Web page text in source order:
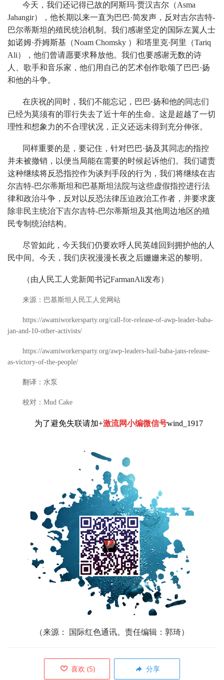
今天，我们还记得已故的阿斯玛·贾汉吉尔（Asma
Jahangir），他长期以来一直为巴巴·简发声，反对吉尔吉特-
巴尔蒂斯坦的殖民统治机制。我们感谢坚定的国际左翼人士
如诺姆·乔姆斯基（Noam Chomsky ）和塔里克·阿里（Tariq
Ali），他们曾请愿要求释放他。我们也要感谢无数的诗
人、歌手和音乐家，他们用自己的艺术创作歌颂了巴巴·扬
和他的斗争。
在庆祝的同时，我们不能忘记，巴巴·扬和他的同志们
已经为莫须有的罪行失去了近十年的生命。这是超越了一切
理性和想象力的不合理状况，正义还远未得到充分伸张。
同样重要的是，要记住，针对巴巴·扬及其同志的指控
并未被撤销，以便当局能在需要的时候起诉他们。我们谴责
这种继续将反恐指控作为谈判手段的行为，我们将继续在吉
尔吉特-巴尔蒂斯坦和巴基斯坦法院与这些虚假指控进行法
律和政治斗争，反对以反恐法律压迫政治工作者，并要求废
除非民主统治下吉尔吉特-巴尔蒂斯坦及其他周边地区的殖
民专制统治结构。
尽管如此，今天我们仍要欢呼人民英雄回到拥护他的人
民中间。今天，我们庆祝漫漫长夜之后姗姗来迟的黎明。
（由人民工人党新闻书记FarmanAli发布）
来源：巴基斯坦人民工人党网站
https://awamiworkersparty.org/call-for-release-of-awp-leader-baba-
jan-and-10-other-activists/
https://awamiworkersparty.org/awp-leaders-hail-baba-jans-release-
as-victory-of-the-people/
翻译：水泵
校对：Mud Cake
为了避免失联请加+激流网小编微信号wind_1917
（来源： 国际红色通讯。责任编辑：郭琦）
喜欢 (5) 分享